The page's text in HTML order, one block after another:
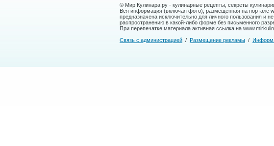
© Мир Кулинара.ру - кулинарные рецепты, секреты
Вся информация (включая фото), размещенная на портале
предназначена исключительно для личного пользования и
распространению в какой-либо форме без письменного
При перепечатке материала активная ссылка на
Связь с администрацией / Размещение рекламы /